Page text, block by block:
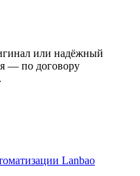
или надёжный
— по договору